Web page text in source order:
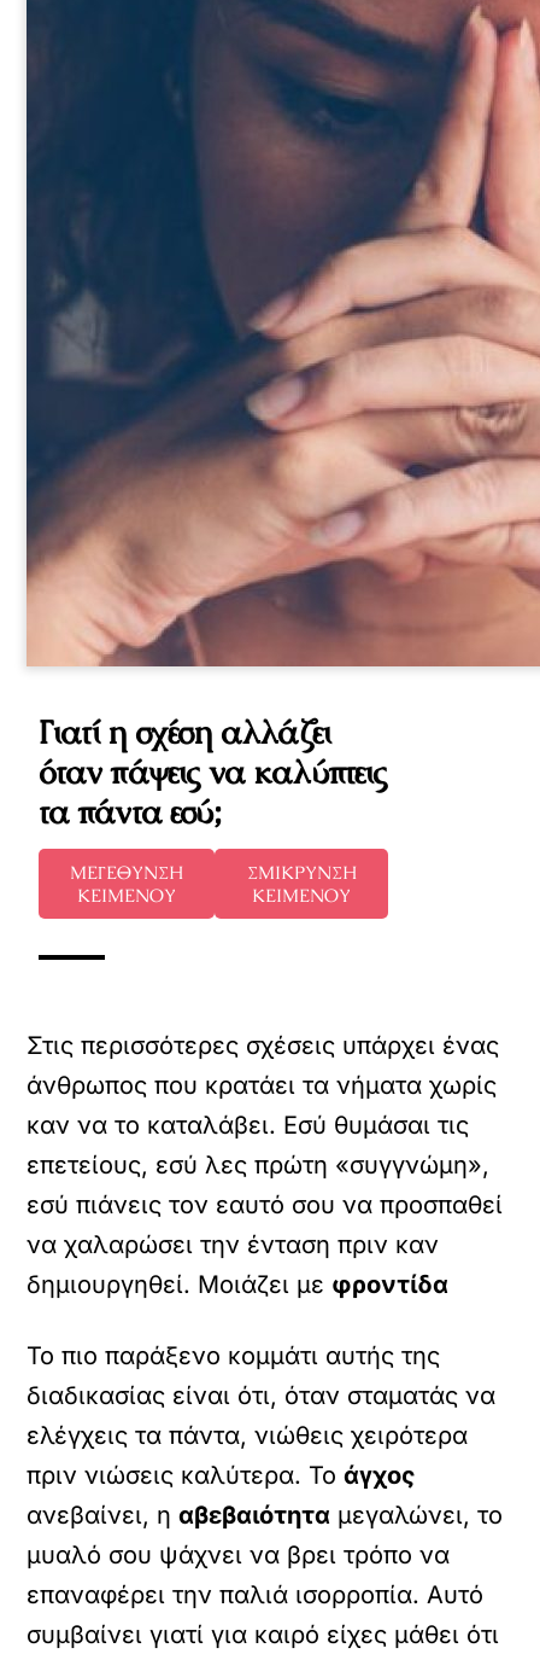
Γιατί η σχέση αλλάζει
όταν πάψεις να καλύπτεις
τα πάντα εσύ;
ΜΕΓΕΘΥΝΣΗ
ΚΕΙΜΕΝΟΥ
ΣΜΙΚΡΥΝΣΗ
ΚΕΙΜΕΝΟΥ
Στις περισσότερες σχέσεις υπάρχει ένας
άνθρωπος που κρατάει τα νήματα χωρίς
καν να το καταλάβει. Εσύ θυμάσαι τις
επετείους, εσύ λες πρώτη «συγγνώμη»,
εσύ πιάνεις τον εαυτό σου να προσπαθεί
να χαλαρώσει την ένταση πριν καν
δημιουργηθεί. Μοιάζει με φροντίδα
Το πιο παράξενο κομμάτι αυτής της
διαδικασίας είναι ότι, όταν σταματάς να
ελέγχεις τα πάντα, νιώθεις χειρότερα
πριν νιώσεις καλύτερα. Τοάγχος
ανεβαίνει, ηαβεβαιότητα μεγαλώνει, το
μυαλό σου ψάχνει να βρει τρόπο να
επαναφέρει την παλιά ισορροπία. Αυτό
συμβαίνει γιατί για καιρό είχες μάθει ότι